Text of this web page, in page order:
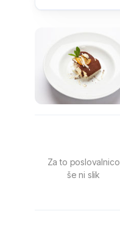
Za to poslovalnico
še ni slik